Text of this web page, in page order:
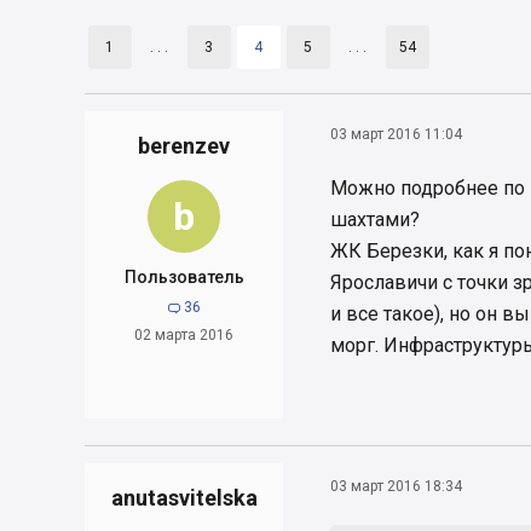
1 . . . 3 4 5 . . . 54
berenzev
b
Пользователь
 36
02 марта 2016
03 март 2016 11:04
Можно подробнее
шахтами?
ЖК Березки, как я
Ярославичи с точки
и все такое), но он
морг.
anutasvitelska 03 март 2016 18:34